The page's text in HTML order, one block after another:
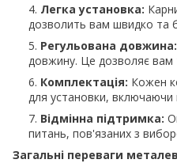
Легка установка:
дозволить вам швидко та
Регульована довжина:
довжину. Це дозволяє вам
Комплектація: Кожен
для установки, включаючи
Відмінна підтримка:
питань, пов'язаних з
Загальні переваги